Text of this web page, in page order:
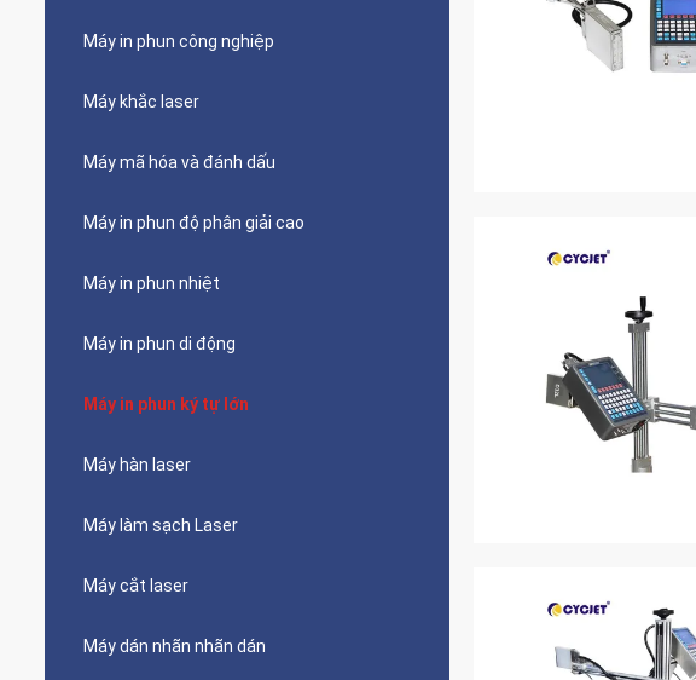
Máy in phun công nghiệp
Máy khắc laser
Máy mã hóa và đánh dấu
Máy in phun độ phân giải cao
Máy in phun nhiệt
Máy in phun di động
Máy in phun ký tự lớn
Máy hàn laser
Máy làm sạch Laser
Máy cắt laser
Máy dán nhãn nhãn dán